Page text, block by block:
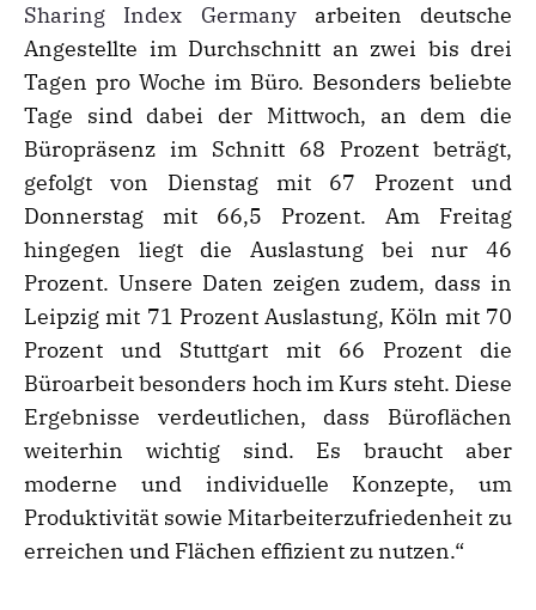
Sharing Index Germanyarbeiten deutsche
Angestellte im Durchschnitt an zwei bis drei
Tagen pro Woche im Büro. Besonders beliebte
Tage sind dabei der Mittwoch, an dem die
Büropräsenz im Schnitt 68 Prozent beträgt,
gefolgt von Dienstag mit 67 Prozent und
Donnerstag mit 66,5 Prozent. Am Freitag
hingegen liegt die Auslastung bei nur 46
Prozent. Unsere Daten zeigen zudem, dass in
Leipzig mit 71 Prozent Auslastung, Köln mit 70
Prozent und Stuttgart mit 66 Prozent die
Büroarbeit besonders hoch im Kurs steht. Diese
Ergebnisse verdeutlichen, dass Büroflächen
weiterhin wichtig sind. Es braucht aber
moderne und individuelle Konzepte, um
Produktivität sowie Mitarbeiterzufriedenheit zu
erreichen und Flächen effizient zu nutzen.“